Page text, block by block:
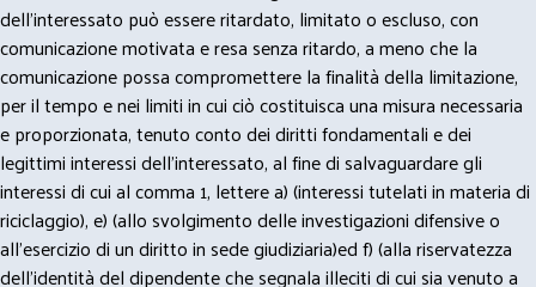
dell’interessato può essere ritardato, limitato o escluso, con
comunicazione motivata e resa senza ritardo, a meno che la
comunicazione possa compromettere la finalità della limitazione,
per il tempo e nei limiti in cui ciò costituisca una misura necessaria
e proporzionata, tenuto conto dei diritti fondamentali e dei
legittimi interessi dell’interessato, al fine di salvaguardare gli
interessi di cui al comma 1, lettere a) (interessi tutelati in materia di
riciclaggio), e) (allo svolgimento delle investigazioni difensive o
all’esercizio di un diritto in sede giudiziaria)ed f) (alla riservatezza
dell’identità del dipendente che segnala illeciti di cui sia venuto a